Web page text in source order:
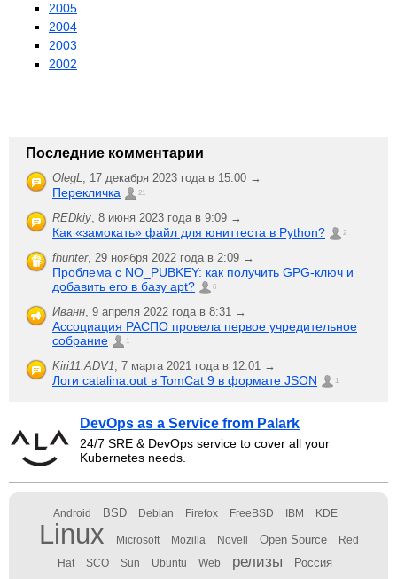
2005
2004
2003
2002
Последние комментарии
OlegL, 17 декабря 2023 года в 15:00 →
Перекличка 21
REDkiy, 8 июня 2023 года в 9:09 →
Как «замокать» файл для юниттеста в Python? 2
fhunter, 29 ноября 2022 года в 2:09 →
Проблема с NO_PUBKEY: как получить GPG-ключ и
добавить его в базу apt?
6
Иванн, 9 апреля 2022 года в 8:31 →
Ассоциация РАСПО провела первое учредительное
собрание
1
Kiri11.ADV1, 7 марта 2021 года в 12:01 →
Логи catalina.out в TomCat 9 в формате JSON 1
DevOps as a Service from Palark
24/7 SRE & DevOps service to cover all your
Kubernetes needs.
Android BSD Debian Firefox FreeBSD IBM KDE
Linux Microsoft Mozilla Novell Open Source Red
Hat SCO Sun Ubuntu Web релизы Россия